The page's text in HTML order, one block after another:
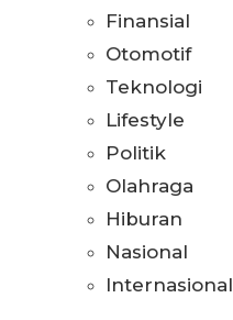
Finansial
Otomotif
Teknologi
Lifestyle
Politik
Olahraga
Hiburan
Nasional
Internasional